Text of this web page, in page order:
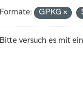
Formate: GPKG
Bitte versuch es mit